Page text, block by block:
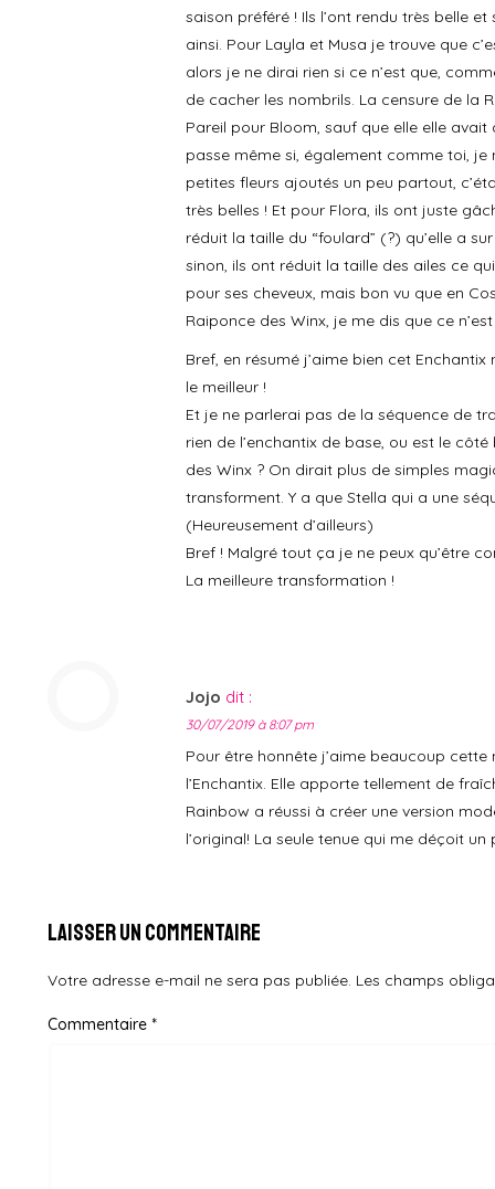
saison préféré ! Ils l’ont rendu très belle
ainsi. Pour Layla et Musa je trouve que
alors je ne dirai rien si ce n’est que,
de cacher les nombrils. La censure de la
Pareil pour Bloom, sauf que elle elle
passe même si, également comme toi, je
petites fleurs ajoutés un peu partout,
très belles ! Et pour Flora, ils ont juste
réduit la taille du “foulard” (?) qu’elle a
sinon, ils ont réduit la taille des ailes ce
pour ses cheveux, mais bon vu que en
Raiponce des Winx, je me dis que ce
Bref, en résumé j’aime bien cet
le meilleur !
Et je ne parlerai pas de la séquence de
rien de l’enchantix de base, ou est le
des Winx ? On dirait plus de simples
transforment. Y a que Stella qui a une
(Heureusement d’ailleurs)
Bref ! Malgré tout ça je ne peux qu’être
La meilleure transformation !
Jojo dit :
30/07/2019 à 8:07 pm
Pour être honnête j’aime beaucoup cette
l’Enchantix. Elle apporte tellement de
Rainbow a réussi à créer une version
l’original! La seule tenue qui me déçoit un
Laisser un commentaire
Votre adresse e-mail ne sera pas publiée. Les champs
Commentaire*